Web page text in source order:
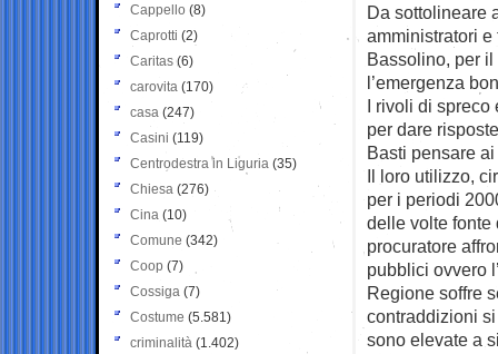
Da sottolineare
amministratori e
Bassolino, per
l’emergenza
I rivoli di spreco
per dare
Basti pensare
Il loro utilizzo,
per i periodi
delle volte fonte
procuratore
pubblici ovvero
Regione soffre
contraddizioni
sono elevate a
Cappello (8)
Caprotti (2)
Caritas (6)
carovita (170)
casa (247)
Casini (119)
Centrodestra in Liguria (35)
Chiesa (276)
Cina (10)
Comune (342)
Coop (7)
Cossiga (7)
Costume (5.581)
criminalità (1.402)